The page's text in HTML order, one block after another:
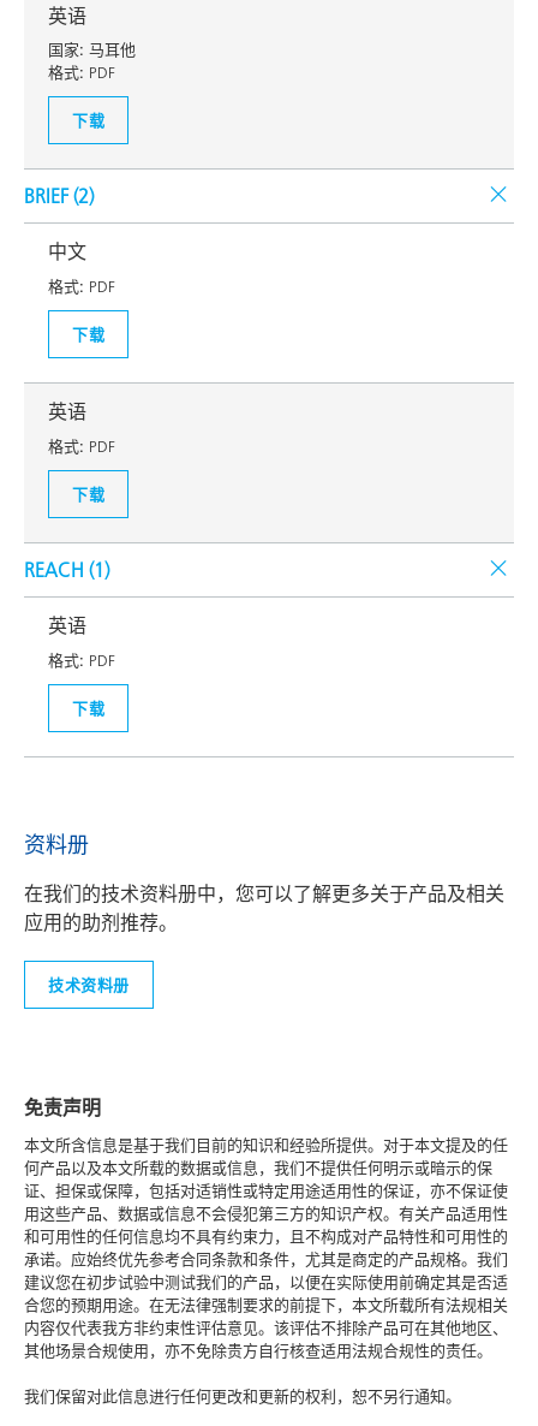
英语
国家: 马耳他
格式: PDF
下载
BRIEF (2)
中文
格式: PDF
下载
英语
格式: PDF
下载
REACH (1)
英语
格式: PDF
下载
资料册
在我们的技术资料册中，您可以了解更多关于产品及相关
应用的助剂推荐。
技术资料册
免责声明
本文所含信息是基于我们目前的知识和经验所提供。对于本文提及的任
何产品以及本文所载的数据或信息，我们不提供任何明示或暗示的保
证、担保或保障，包括对适销性或特定用途适用性的保证，亦不保证使
用这些产品、数据或信息不会侵犯第三方的知识产权。有关产品适用性
和可用性的任何信息均不具有约束力，且不构成对产品特性和可用性的
承诺。应始终优先参考合同条款和条件，尤其是商定的产品规格。我们
建议您在初步试验中测试我们的产品，以便在实际使用前确定其是否适
合您的预期用途。在无法律强制要求的前提下，本文所载所有法规相关
内容仅代表我方非约束性评估意见。该评估不排除产品可在其他地区、
其他场景合规使用，亦不免除贵方自行核查适用法规合规性的责任。
我们保留对此信息进行任何更改和更新的权利，恕不另行通知。